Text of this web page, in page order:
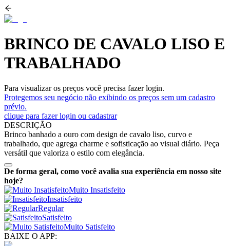
BRINCO DE CAVALO LISO E
TRABALHADO
Para visualizar os preços você precisa fazer login.
Protegemos seu negócio não exibindo os preços sem um cadastro
prévio.
clique para fazer login ou cadastrar
DESCRIÇÃO
Brinco banhado a ouro com design de cavalo liso, curvo e
trabalhado, que agrega charme e sofisticação ao visual diário. Peça
versátil que valoriza o estilo com elegância.
De forma geral, como você avalia sua experiência em nosso site
hoje?
Muito Insatisfeito
Insatisfeito
Regular
Satisfeito
Muito Satisfeito
BAIXE O APP: